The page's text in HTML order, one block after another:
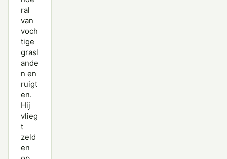
ral
van
voch
tige
grasl
ande
n en
ruigt
en.
Hij
vlieg
t
zeld
en